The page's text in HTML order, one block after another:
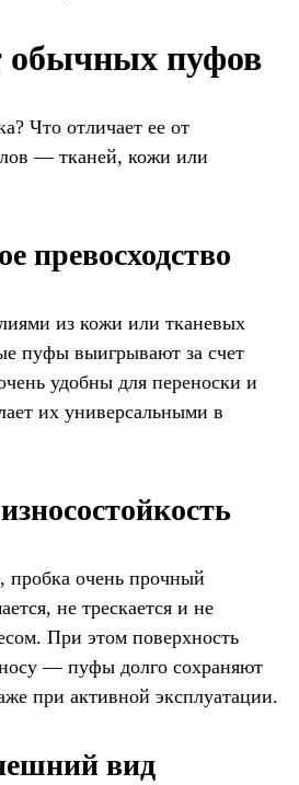
обычных пуфов
Что отличает ее от
— тканей, кожи или
превосходство
из кожи или тканевых
пуфы выигрывают за счет
удобны для переноски и
их универсальными в
пробка очень прочный
не трескается и не
При этом поверхность
— пуфы долго сохраняют
при активной эксплуатации.
вид